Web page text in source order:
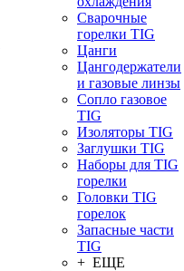
Сварочные
горелки TIG
Цанги
Цангодержатели
и газовые линзы
Сопло газовое
TIG
Изоляторы TIG
Заглушки TIG
Наборы для TIG
горелки
Головки TIG
горелок
Запасные части
TIG
+ ЕЩЕ